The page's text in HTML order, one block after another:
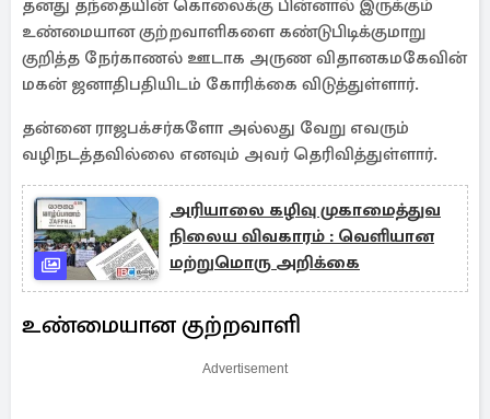
தனது தந்தையின் கொலைக்கு பின்னால் இருக்கும்
உண்மையான குற்றவாளிகளை கண்டுபிடிக்குமாறு
குறித்த நேர்காணல் ஊடாக அருண விதானகமகேவின்
மகன் ஜனாதிபதியிடம் கோரிக்கை விடுத்துள்ளார்.
தன்னை ராஜபக்சர்களோ அல்லது வேறு எவரும்
வழிநடத்தவில்லை எனவும் அவர் தெரிவித்துள்ளார்.
அரியாலை கழிவு முகாமைத்துவ
நிலைய விவகாரம் : வெளியான
மற்றுமொரு அறிக்கை
உண்மையான குற்றவாளி
Advertisement